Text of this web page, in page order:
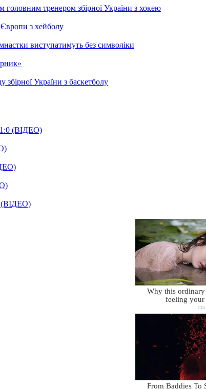
тренером збірної України з хокею
Європи з хейболу
виступатимуть без символіки
України з баскетболу
1:0 (ВІДЕО)
(ВІДЕО)